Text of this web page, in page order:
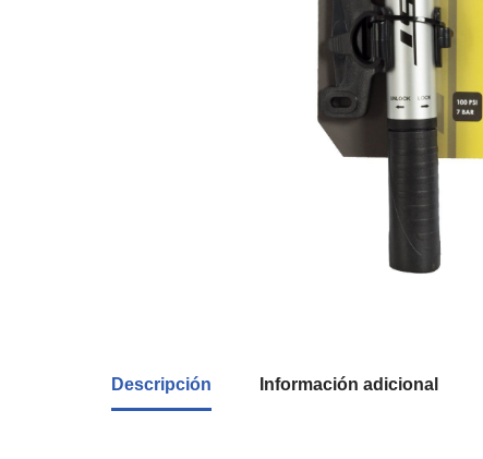
Descripción Información adicional